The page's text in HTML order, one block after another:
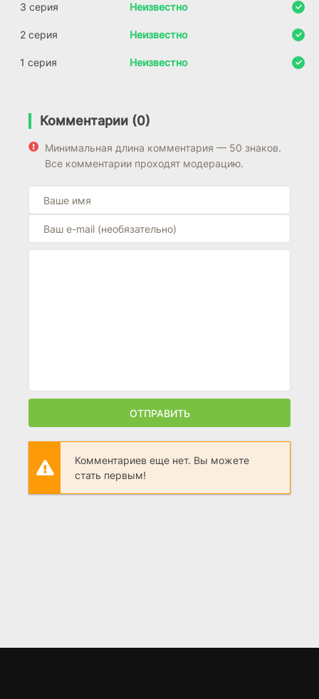
3 серия Неизвестно
2 серия Неизвестно
1 серия Неизвестно
Комментарии (0)
Минимальная длина комментария — 50 знаков.
Все комментарии проходят модерацию.
ОТПРАВИТЬ
Комментариев еще нет. Вы можете
стать первым!